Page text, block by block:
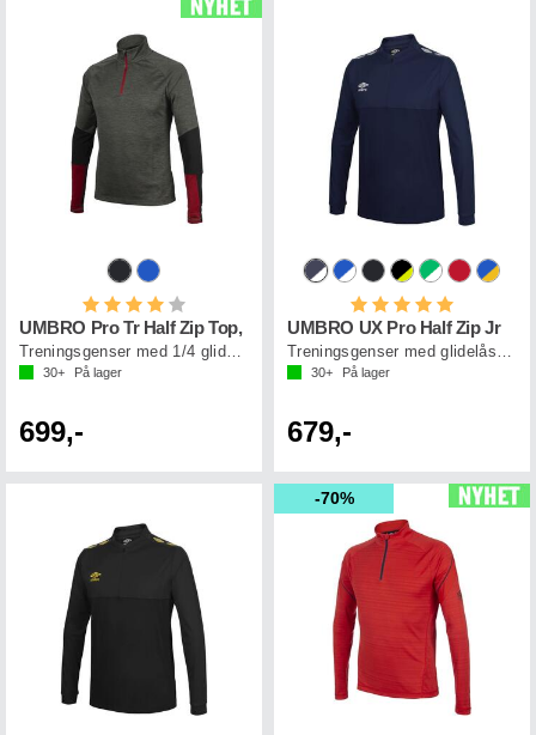
Karakter:
UMBRO Pro Tr Half Zip Top,
Treningsgenser med 1/4 glidelås
30+ På lager
699,-
Karakter:
UMBRO UX Pro Half Zip Jr
30+ På lager
679,-
70%